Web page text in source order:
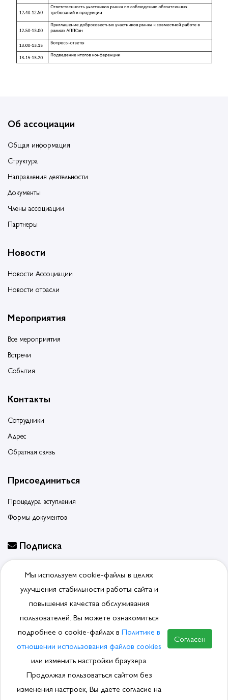
Об ассоциации
Общая информация
Структура
Направления деятельности
Документы
Члены ассоциации
Партнеры
Новости
Новости Ассоциации
Новости отрасли
Мероприятия
Все мероприятия
Встречи
События
Контакты
Сотрудники
Адрес
Обратная связь
Присоединиться
Процедура вступления
Формы документов
Подписка
Отписаться от рассылки
© 2026, Ассоциация производителей и поставщиков
сантехники.Политика обработки ПДн
Мы используем cookie-файлы в целях
улучшения стабильности работы сайта и
повышения качества обслуживания
пользователей. Вы можете ознакомиться
подробнее о cookie-файлах в Политике в
отношении использования файлов cookies
или изменить настройки браузера.
Продолжая пользоваться сайтом без
изменения настроек, Вы даете согласие на
Согласен